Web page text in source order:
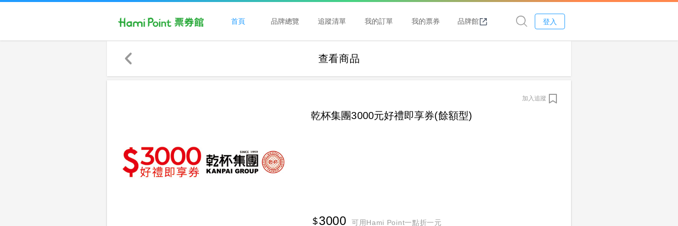
首頁 品牌總覽 追蹤清單 我的訂單 我的票券 品牌館 登入
查看商品
加入追蹤
乾杯集團3000元好禮即享券(餘額型)
3000 可用Hami Point一點折一元